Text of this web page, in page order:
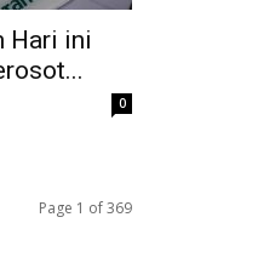
Hari ini
0
Page 1 of 369